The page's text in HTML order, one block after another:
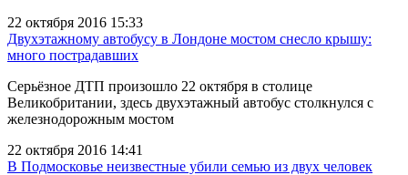
22 октября 2016 15:33
Двухэтажному автобусу в Лондоне мостом снесло крышу:
много пострадавших
Серьёзное ДТП произошло 22 октября в столице
Великобритании, здесь двухэтажный автобус столкнулся с
железнодорожным мостом
22 октября 2016 14:41
В Подмосковье неизвестные убили семью из двух человек